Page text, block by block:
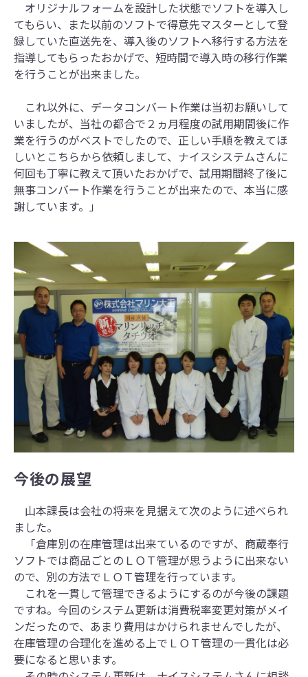
オリジナルフォームを設計した状態でソフトを導入し
てもらい、また以前のソフトで得意先マスターとして登
録していた直送先を、導入後のソフトへ移行する方法を
指導してもらったおかげで、短時間で導入時の移行作業
を行うことが出来ました。
これ以外に、データコンバート作業は当初お願いして
いましたが、当社の都合で２ヵ月程度の試用期間後に作
業を行うのがベストでしたので、正しい手順を教えてほ
しいとこちらから依頼しまして、ナイスシステムさんに
何回も丁寧に教えて頂いたおかげで、試用期間終了後に
無事コンバート作業を行うことが出来たので、本当に感
謝しています。」
今後の展望
山本課長は会社の将来を見据えて次のように述べられ
ました。
「倉庫別の在庫管理は出来ているのですが、商蔵奉行
ソフトでは商品ごとのＬＯＴ管理が思うように出来ない
ので、別の方法でＬＯＴ管理を行っています。
これを一貫して管理できるようにするのが今後の課題
ですね。今回のシステム更新は消費税率変更対策がメイ
ンだったので、あまり費用はかけられませんでしたが、
在庫管理の合理化を進める上でＬＯＴ管理の一貫化は必
要になると思います。